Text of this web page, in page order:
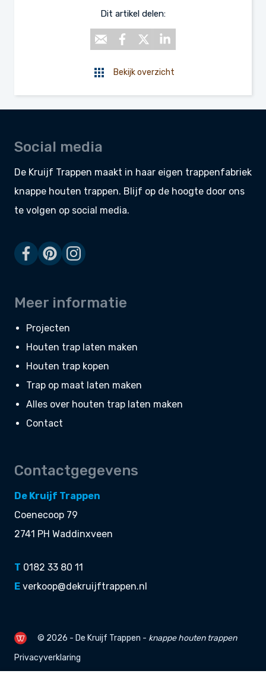
Dit artikel delen:
Bekijk overzicht
Social media
De Kruijf Trappen maakt in haar eigen trappenfabriek
knappe houten trappen. Blijf op de hoogte door ons
te volgen op social media.
Meer informatie
Projecten
Houten trap laten maken
Houten trap kopen
Trap op maat laten maken
Alles over houten trap laten maken
Contact
Contactgegevens
De Kruijf Trappen
Coenecoop 79
2741 PH Waddinxveen
T 0182 33 80 11
E verkoop@dekruijftrappen.nl
© 2026 - De Kruijf Trappen - knappehouten trappen
Privacyverklaring